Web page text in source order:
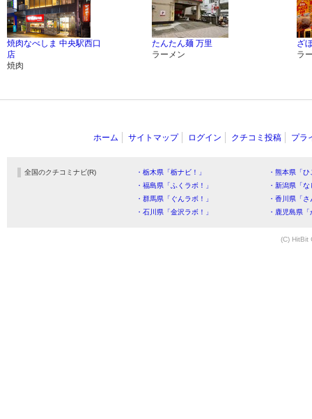
焼肉なべしま 中央駅西口
店
焼肉
たんたん麺 万里
ラーメン
ざ
ラ
ホーム サイトマップ ログイン クチコミ投稿 プラ
全国のクチコミナビ(R) ・栃木県「栃ナビ！」
・熊本県「
・福島県「ふくラボ！」
・新潟県「
・群馬県「ぐんラボ！」
・香川県「
・石川県「金沢ラボ！」
・鹿児島県
(C) HitBit